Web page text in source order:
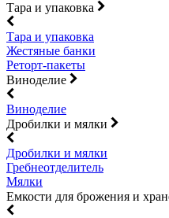
Тара и упаковка
Тара и упаковка
Жестяные банки
Реторт-пакеты
Виноделие
Виноделие
Дробилки и мялки
Дробилки и мялки
Гребнеотделитель
Мялки
Емкости для брожения и